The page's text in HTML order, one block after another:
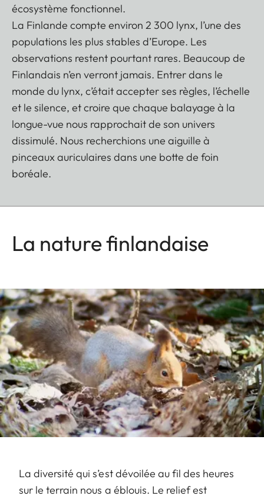
écosystème fonctionnel.
La Finlande compte environ 2 300 lynx, l’une des
populations les plus stables d’Europe. Les
observations restent pourtant rares. Beaucoup de
Finlandais n’en verront jamais. Entrer dans le
monde du lynx, c’était accepter ses règles, l’échelle
et le silence, et croire que chaque balayage à la
longue-vue nous rapprochait de son univers
dissimulé. Nous recherchions une aiguille à
pinceaux auriculaires dans une botte de foin
boréale.
La nature finlandaise
La diversité qui s’est dévoilée au fil des heures
sur le terrain nous a éblouis. Le relief est